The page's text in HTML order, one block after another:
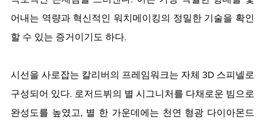
어내는 역량과 혁신적인 워치메이킹의 정밀한 기술을 확인
할 수 있는 증거이기도 하다.
시선을 사로잡는 칼리버의 프레임워크는 자체 3D 스피넬로
구성되어 있다. 로저드뷔의 별 시그니처를 다채로운 빔으로
완성도를 높였고, 별 한 가운데에는 천연 형광 다이아몬드